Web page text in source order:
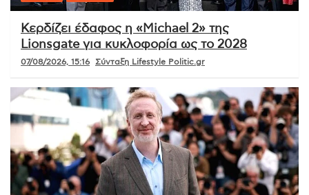
Κερδίζει έδαφος η «Michael 2» της
Lionsgate για κυκλοφορία ως το 2028
07/08/2026, 15:16 Σύνταξη Lifestyle Politic.gr